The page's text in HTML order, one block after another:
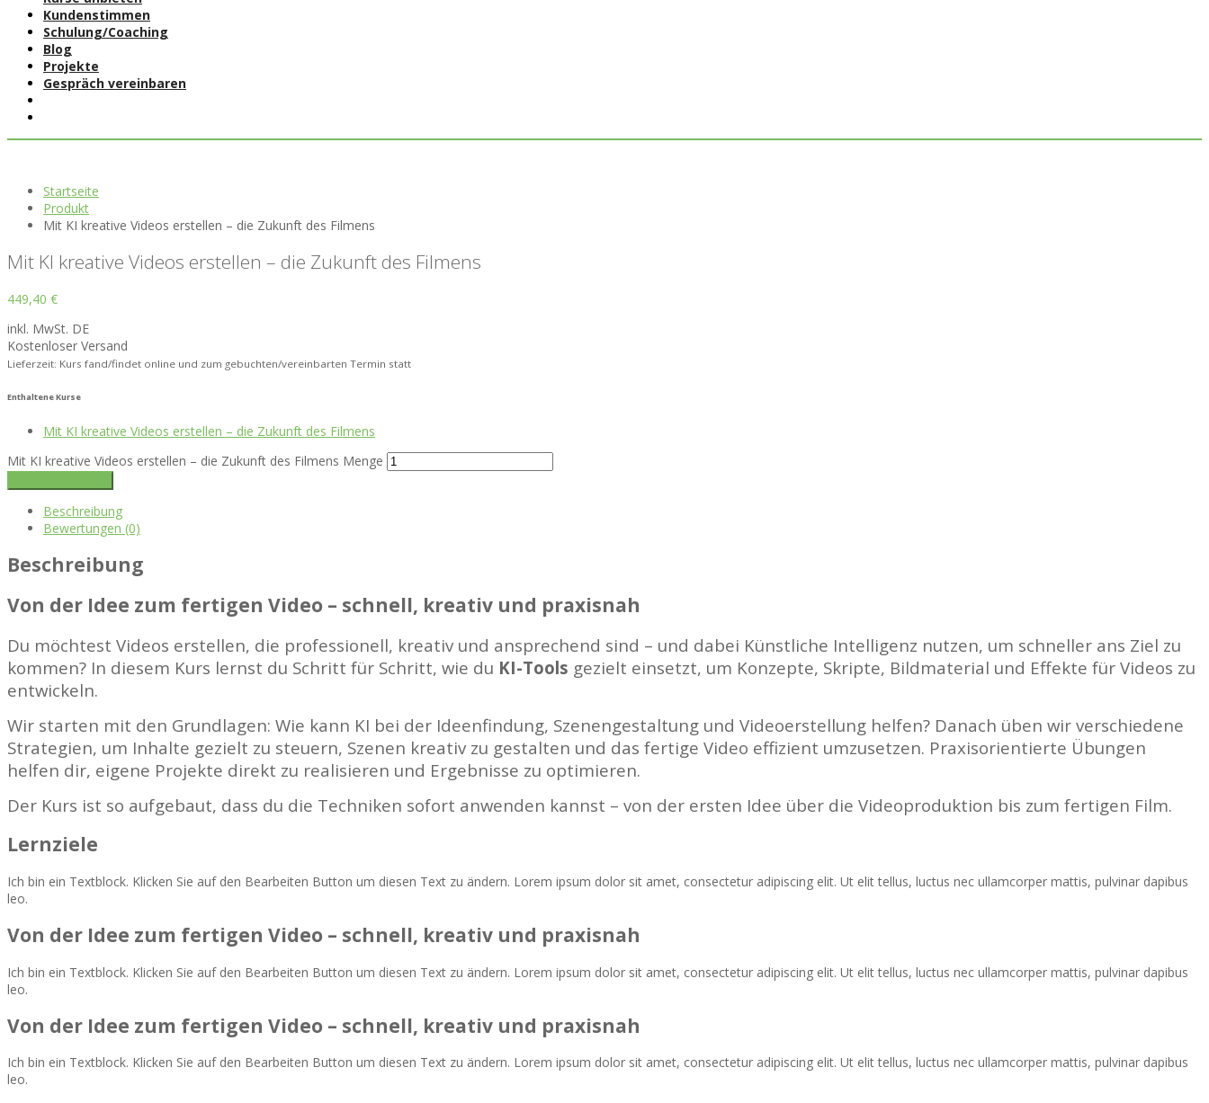
Kundenstimmen
Schulung/Coaching
Blog
Projekte
Gespräch vereinbaren
Startseite
Produkt
Mit KI kreative Videos erstellen – die Zukunft des Filmens
Mit KI kreative Videos erstellen – die Zukunft des Filmens
449,40 €
inkl. MwSt. DE
Kostenloser Versand
Lieferzeit: Kurs fand/findet online und zum gebuchten/vereinbarten Termin statt
Enthaltene Kurse
Mit KI kreative Videos erstellen – die Zukunft des Filmens
Mit KI kreative Videos erstellen – die Zukunft des Filmens Menge
Beschreibung
Bewertungen (0)
Beschreibung
Von der Idee zum fertigen Video – schnell, kreativ und praxisnah
Du möchtest Videos erstellen, die professionell, kreativ und ansprechend sind – und dabei Künstliche Intelligenz nutzen, um schneller ans Ziel zu
kommen? In diesem Kurs lernst du Schritt für Schritt, wie du KI-Tools gezielt einsetzt, um Konzepte, Skripte, Bildmaterial und Effekte für Videos zu
entwickeln.
Wir starten mit den Grundlagen: Wie kann KI bei der Ideenfindung, Szenengestaltung und Videoerstellung helfen? Danach üben wir verschiedene
Strategien, um Inhalte gezielt zu steuern, Szenen kreativ zu gestalten und das fertige Video effizient umzusetzen. Praxisorientierte Übungen
helfen dir, eigene Projekte direkt zu realisieren und Ergebnisse zu optimieren.
Der Kurs ist so aufgebaut, dass du die Techniken sofort anwenden kannst – von der ersten Idee über die Videoproduktion bis zum fertigen Film.
Lernziele
Ich bin ein Textblock. Klicken Sie auf den Bearbeiten Button um diesen Text zu ändern. Lorem ipsum dolor sit amet, consectetur adipiscing elit. Ut elit tellus, luctus nec ullamcorper mattis, pulvinar dapibus
leo.
Von der Idee zum fertigen Video – schnell, kreativ und praxisnah
Ich bin ein Textblock. Klicken Sie auf den Bearbeiten Button um diesen Text zu ändern. Lorem ipsum dolor sit amet, consectetur adipiscing elit. Ut elit tellus, luctus nec ullamcorper mattis, pulvinar dapibus
leo.
Von der Idee zum fertigen Video – schnell, kreativ und praxisnah
Ich bin ein Textblock. Klicken Sie auf den Bearbeiten Button um diesen Text zu ändern. Lorem ipsum dolor sit amet, consectetur adipiscing elit. Ut elit tellus, luctus nec ullamcorper mattis, pulvinar dapibus
leo.